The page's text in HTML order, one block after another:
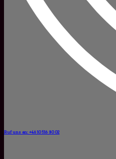
Ruf uns an: +46 10 516 80 02